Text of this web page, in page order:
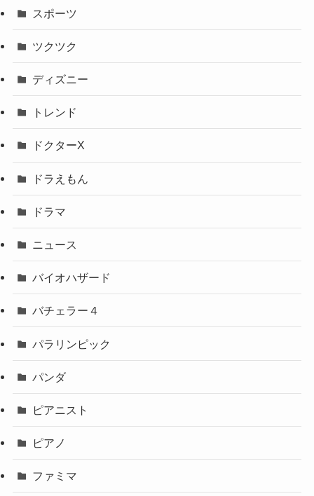
スポーツ
ツクツク
ディズニー
トレンド
ドクターX
ドラえもん
ドラマ
ニュース
バイオハザード
バチェラー４
パラリンピック
パンダ
ピアニスト
ピアノ
ファミマ